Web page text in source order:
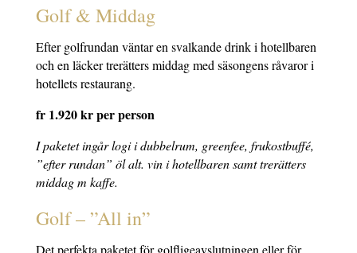
Golf & Middag
Efter golfrundan väntar en svalkande drink i hotellbaren
och en läcker trerätters middag med säsongens råvaror i
hotellets restaurang.
fr 1.920 kr per person
I paketet ingår logi i dubbelrum, greenfee, frukostbuffé,
”efter rundan” öl alt. vin i hotellbaren samt trerätters
middag m kaffe.
Golf – ”All in”
Det perfekta paketet för golfligeavslutningen eller för